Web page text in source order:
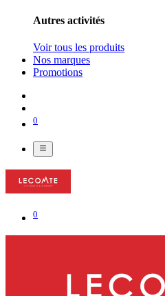
Autres activités
Voir tous les produits
Nos marques
Promotions
0
0